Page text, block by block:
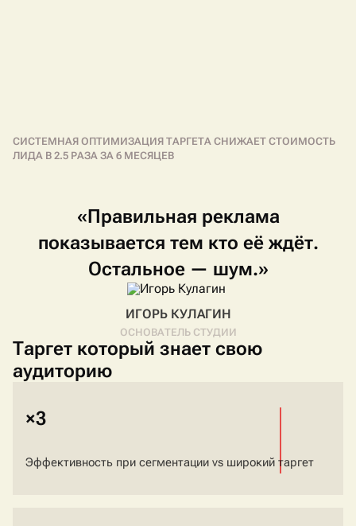
СИСТЕМНАЯ ОПТИМИЗАЦИЯ ТАРГЕТА СНИЖАЕТ СТОИМОСТЬ
ЛИДА В 2.5 РАЗА ЗА 6 МЕСЯЦЕВ
ИГОРЬ КУЛАГИН
ОСНОВАТЕЛЬ СТУДИИ
«Правильная реклама
показывается тем кто её ждёт.
Остальное — шум.»
Таргет который знает свою
аудиторию
×3
Эффективность при сегментации vs широкий таргет